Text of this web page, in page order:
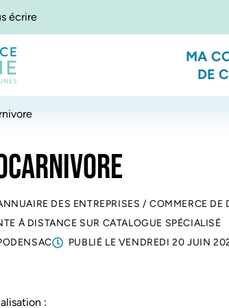
écrire
Garonne
MA
DE
DES ENTREPRISES / COMMERCE DE
À DISTANCE SUR CATALOGUE SPÉCIALISÉ
PUBLIÉ LE VENDREDI 20 JUIN
: